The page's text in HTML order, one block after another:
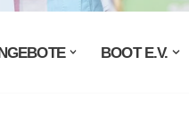
BOOT E.V.